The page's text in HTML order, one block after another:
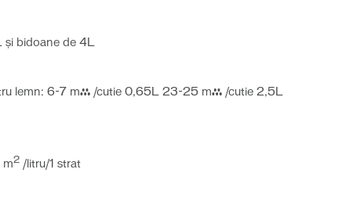
și bidoane de 4L
lemn: 6-7 m² /cutie 0,65L 23-25 ​​m² /cutie 2,5L
m2 /litru/1 strat